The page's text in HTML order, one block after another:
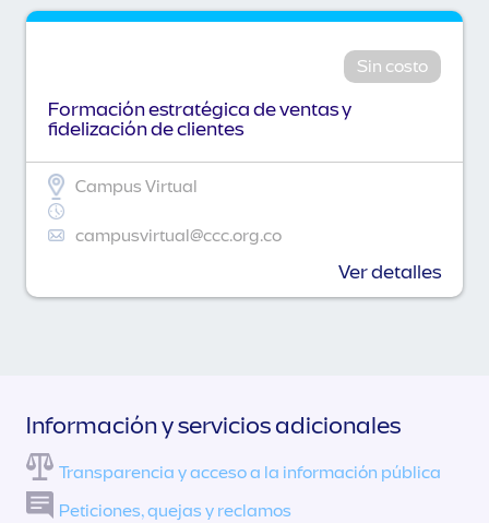
Sin costo
Formación estratégica de ventas y
fidelización de clientes
Campus Virtual
campusvirtual@ccc.org.co
Ver detalles
Información y servicios adicionales
Transparencia y acceso a la información pública
Peticiones, quejas y reclamos